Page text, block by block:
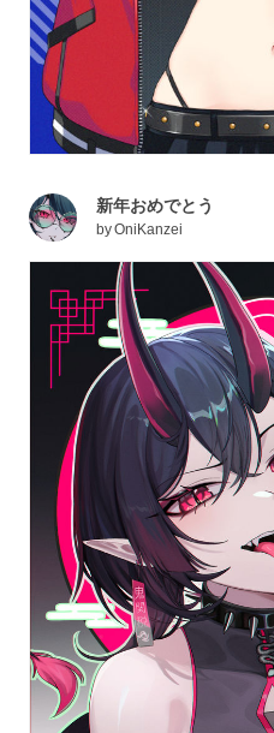
新年おめでとう
byOniKanzei